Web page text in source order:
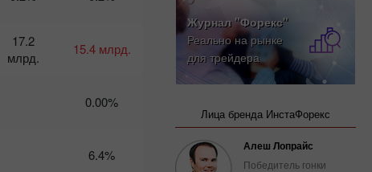
между
на 27
17.2
млрд.
15.4 млрд.
0.00%
6.4%
Журнал "Форекс"
Реально на рынке
для трейдера
Лица бренда ИнстаФорекс
Алеш Лопрайс
Победитель гонки